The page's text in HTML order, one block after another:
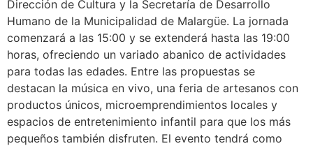
Dirección de Cultura y la Secretaría de Desarrollo
Humano de la Municipalidad de Malargüe. La jornada
comenzará a las 15:00 y se extenderá hasta las 19:00
horas, ofreciendo un variado abanico de actividades
para todas las edades. Entre las propuestas se
destacan la música en vivo, una feria de artesanos con
productos únicos, microemprendimientos locales y
espacios de entretenimiento infantil para que los más
pequeños también disfruten. El evento tendrá como